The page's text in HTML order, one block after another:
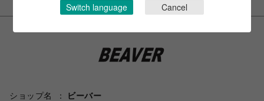
ショップ名
ビーバー
Switch language Cancel